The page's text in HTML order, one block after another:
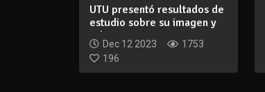
UTU presentó resultados de
estudio sobre su imagen y
rol en...
Dec 12 2023
1753
196